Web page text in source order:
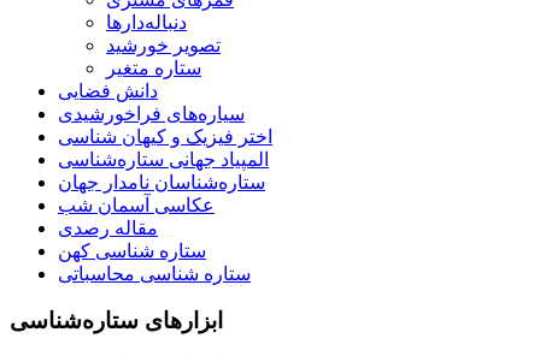
دنباله‌دارها
تصویر خورشید
ستاره متغیر
دانش فضایی
سیاره‌های فراخورشیدی
اختر فیزیک و کیهان شناسی
المپیاد جهانی ستاره‌شناسی
ستاره‌شناسان نامدار جهان
عکاسی آسمان شب
مقاله رصدی
ستاره شناسی کهن
ستاره شناسی محاسباتی
ابزارهای ستاره‌شناسی